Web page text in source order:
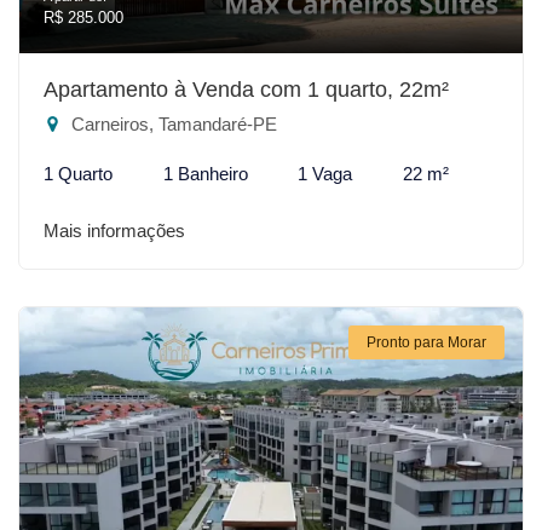
R$ 285.000
Apartamento à Venda com 1 quarto, 22m²
Carneiros, Tamandaré-PE
1 Quarto 1 Banheiro 1 Vaga 22 m²
Mais informações
Pronto para Morar